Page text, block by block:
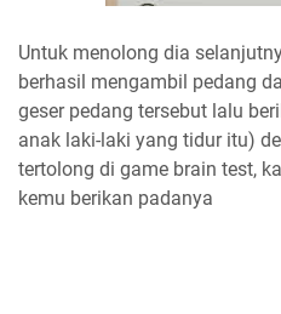
Untuk menolong dia
berhasil mengambil pedang
geser pedang tersebut lalu
anak laki-laki yang tidur itu)
tertolong di game brain test,
kemu berikan padanya